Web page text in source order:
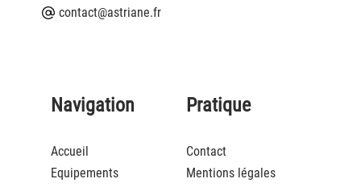
contact@astriane.fr
Navigation
Accueil
Equipements
Pratique
Contact
Mentions légales